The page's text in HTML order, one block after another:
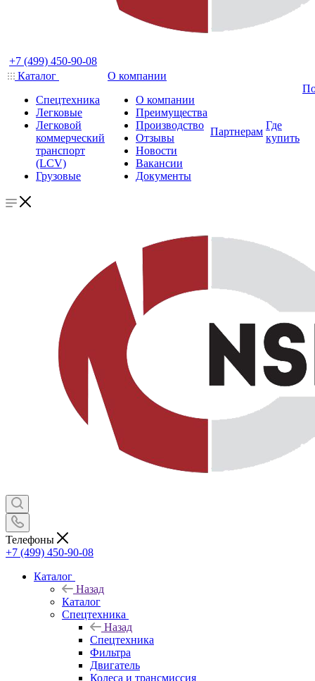
+7 (499) 450-90-08
Каталог
Спецтехника
Легковые
Легковой
коммерческий
транспорт
(LCV)
Грузовые
О компании
О компании
Преимущества
Производство
Отзывы
Новости
Вакансии
Документы
Партнерам
Где
купить
Телефоны
+7 (499) 450-90-08
Каталог
Назад
Каталог
Спецтехника
Назад
Спецтехника
Фильтра
Двигатель
Колеса и трансмиссия